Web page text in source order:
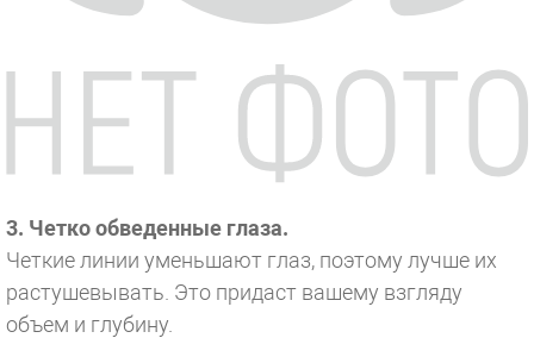
3. Четко обведенные глаза.
Четкие линии уменьшают глаз, поэтому лучше их
растушевывать. Это придаст вашему взгляду
объем и глубину.